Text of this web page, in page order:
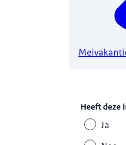
Heeft deze
Ja